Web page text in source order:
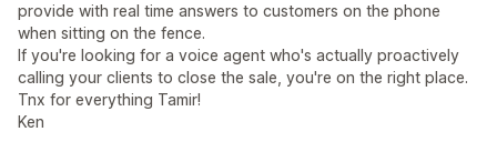
provide with real time answers to customers on the phone
when sitting on the fence.
If you're looking for a voice agent who's actually proactively
calling your clients to close the sale, you're on the right place.
Tnx for everything Tamir!
Ken